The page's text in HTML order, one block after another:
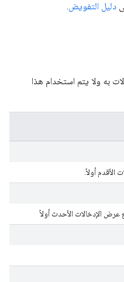
دليل التفويض.
به ولا يتم استخدام هذا
أولاً.
الإدخالات الأحدث أولاً